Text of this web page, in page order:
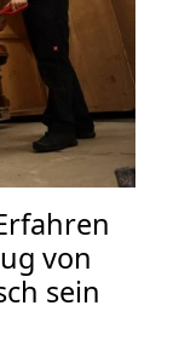
von
sein